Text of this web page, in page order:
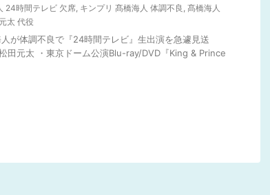
24時間テレビ 欠席, キンプリ 髙橋海人 体調不良 , 髙橋海人
太 代役
人が体調不良で『24時間テレビ』生出演を急遽見送
田元太 ・東京ドーム公演Blu-ray/DVD『King & Prince